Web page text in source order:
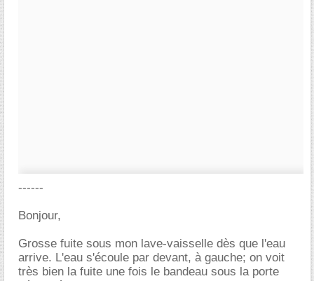
------
Bonjour,
Grosse fuite sous mon lave-vaisselle dès que l'eau
arrive. L'eau s'écoule par devant, à gauche; on voit
très bien la fuite une fois le bandeau sous la porte